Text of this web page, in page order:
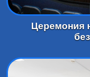
Церемония